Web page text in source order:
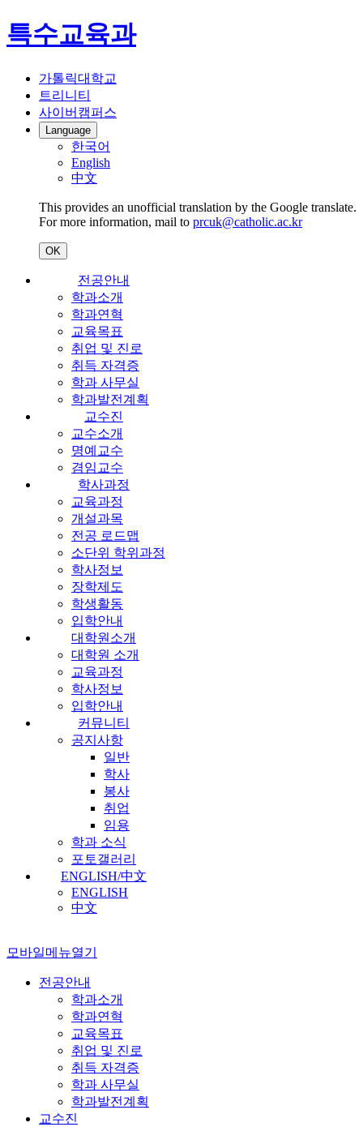
특수교육과
가톨릭대학교
트리니티
사이버캠퍼스
Language
한국어
English
中文
This provides an unofficial translation by the Google translate.
For more information, mail to prcuk@catholic.ac.kr
OK
전공안내
학과소개
학과연혁
교육목표
취업 및 진로
취득 자격증
학과 사무실
학과발전계획
교수진
교수소개
명예교수
겸임교수
학사과정
교육과정
개설과목
전공 로드맵
소단위 학위과정
학사정보
장학제도
학생활동
입학안내
대학원소개
대학원 소개
교육과정
학사정보
입학안내
커뮤니티
공지사항
일반
학사
봉사
취업
임용
학과 소식
포토갤러리
ENGLISH/中文
ENGLISH
中文
모바일메뉴열기
전공안내
학과소개
학과연혁
교육목표
취업 및 진로
취득 자격증
학과 사무실
학과발전계획
교수진